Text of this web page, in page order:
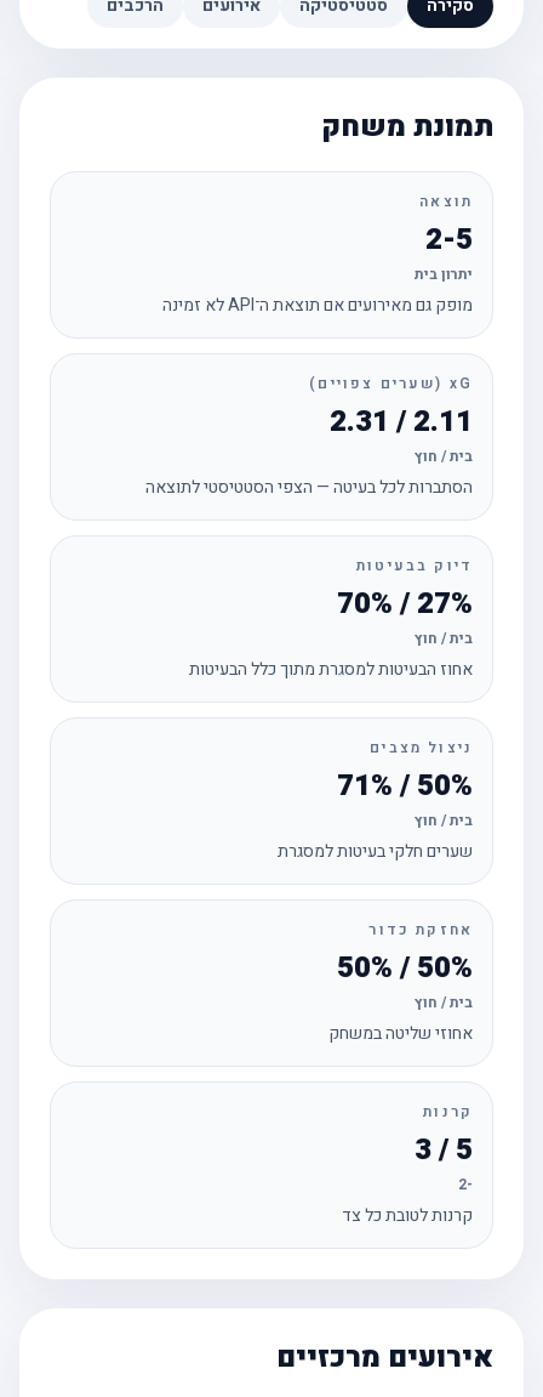
סקירה סטטיסטיקה אירועים הרכבים
תמונת משחק
תוצאה
2-5
יתרון בית
מופק גם מאירועים אם תוצאת ה־API לא זמינה
xG (שערים צפויים)
2.11 / 2.31
בית / חוץ
הסתברות לכל בעיטה — הצפי הסטטיסטי לתוצאה
דיוק בבעיטות
27% / 70%
בית / חוץ
אחוז הבעיטות למסגרת מתוך כלל הבעיטות
ניצול מצבים
50% / 71%
בית / חוץ
שערים חלקי בעיטות למסגרת
אחזקת כדור
50% / 50%
בית / חוץ
אחוזי שליטה במשחק
קרנות
קרנות לטובת כל צד
אירועים מרכזיים